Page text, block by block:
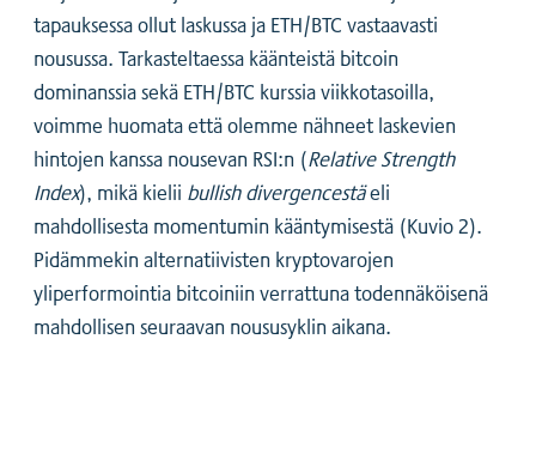
tapauksessa ollut laskussa ja ETH/BTC vastaavasti
nousussa. Tarkasteltaessa käänteistä bitcoin
dominanssia sekä ETH/BTC kurssia viikkotasoilla,
voimme huomata että olemme nähneet laskevien
hintojen kanssa nousevan RSI:n (Relative Strength
Index), mikä kielii bullish divergencestäeli
mahdollisesta momentumin kääntymisestä (Kuvio 2).
Pidämmekin alternatiivisten kryptovarojen
yliperformointia bitcoiniin verrattuna todennäköisenä
mahdollisen seuraavan noususyklin aikana.